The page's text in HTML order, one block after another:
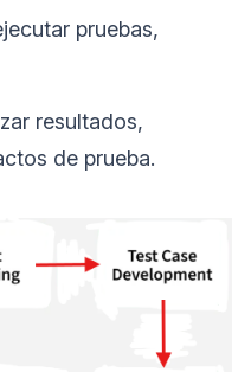
pruebas,
resultados,
de prueba.